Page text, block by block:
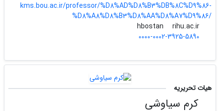
kms.bou.ac.ir/professor/%D8%AD%D8%B3%DB%8C%D9%86-
%D8%A8%D8%B3%D8%AA%D8%A7%D9%86/
hbostan
rihu.ac.ir
0000-0002-3925-5890
هیات تحریریه
کرم سیاوشی